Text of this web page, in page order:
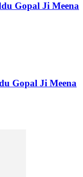
Gopal Ji Meena
Gopal Ji Meena